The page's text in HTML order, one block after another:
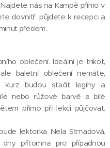
nás na Kampě přímo v
dovnitř, půjdete k recepci a
předem.
oblečení. Ideální je trikot,
baletní oblečení nemáte,
budou stačit legíny a
nebo růžové barvě a bílé
přímo při lekci půjčovat.
lektorka Nela Strnadová.
přítomna pro případnou